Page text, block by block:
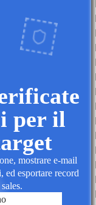
per il
mostrare e-mail
esportare record